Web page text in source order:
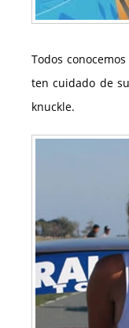
Todos
ten cuidado de
knuckle.